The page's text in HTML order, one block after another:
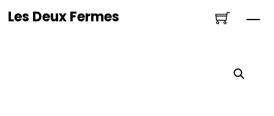
Les Deux Fermes